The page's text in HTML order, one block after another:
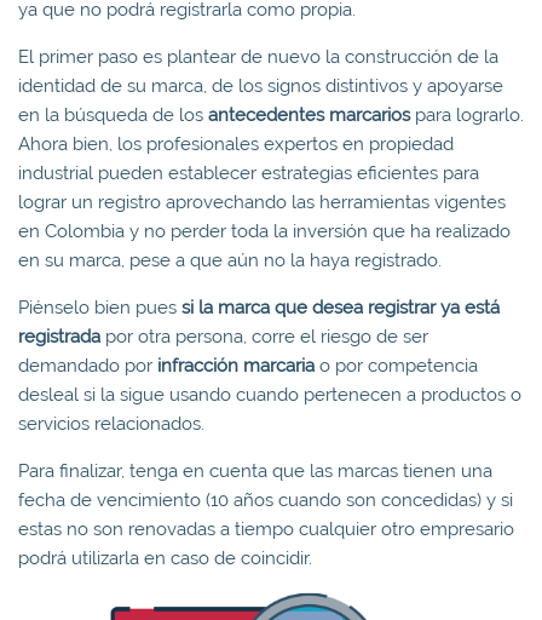
ya que no podrá registrarla como propia.
El primer paso es plantear de nuevo la construcción de la
identidad de su marca, de los signos distintivos y apoyarse
en la búsqueda de los antecedentes marcariospara lograrlo.
Ahora bien, los profesionales expertos en propiedad
industrial pueden establecer estrategias eficientes para
lograr un registro aprovechando las herramientas vigentes
en Colombia y no perder toda la inversión que ha realizado
en su marca, pese a que aún no la haya registrado.
Piénselo bien pues si la marca que desea registrar ya está
registrada por otra persona, corre el riesgo de ser
demandado por infracción marcaria o por competencia
desleal si la sigue usando cuando pertenecen a productos o
servicios relacionados.
Para finalizar, tenga en cuenta que las marcas tienen una
fecha de vencimiento (10 años cuando son concedidas) y si
estas no son renovadas a tiempo cualquier otro empresario
podrá utilizarla en caso de coincidir.